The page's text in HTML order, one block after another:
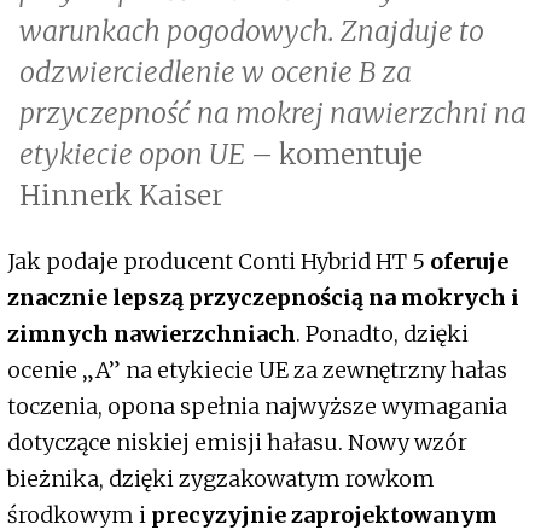
warunkach pogodowych. Znajduje to
odzwierciedlenie w ocenie B za
przyczepność na mokrej nawierzchni na
etykiecie opon UE – komentuje
Hinnerk Kaiser
Jak podaje producent Conti Hybrid HT 5 oferuje
znacznie lepszą przyczepnością na mokrych i
zimnych nawierzchniach. Ponadto, dzięki
ocenie „A” na etykiecie UE za zewnętrzny hałas
toczenia, opona spełnia najwyższe wymagania
dotyczące niskiej emisji hałasu. Nowy wzór
bieżnika, dzięki zygzakowatym rowkom
środkowym i precyzyjnie zaprojektowanym